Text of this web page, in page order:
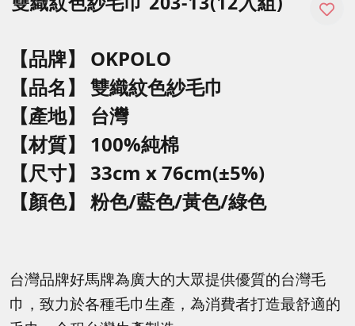
【品牌】 OKPOLO
【品名】 雙織紋色紗毛巾
【產地】 台灣
【材質】 100%純棉
【尺寸】 33cm x 76cm(±5%)
【顏色】 粉色/藍色/黃色/綠色
台灣品牌好馬牌為廣大的大眾提供優質的台灣毛
巾，致力於各種毛巾生產，為消費者打造最舒適的